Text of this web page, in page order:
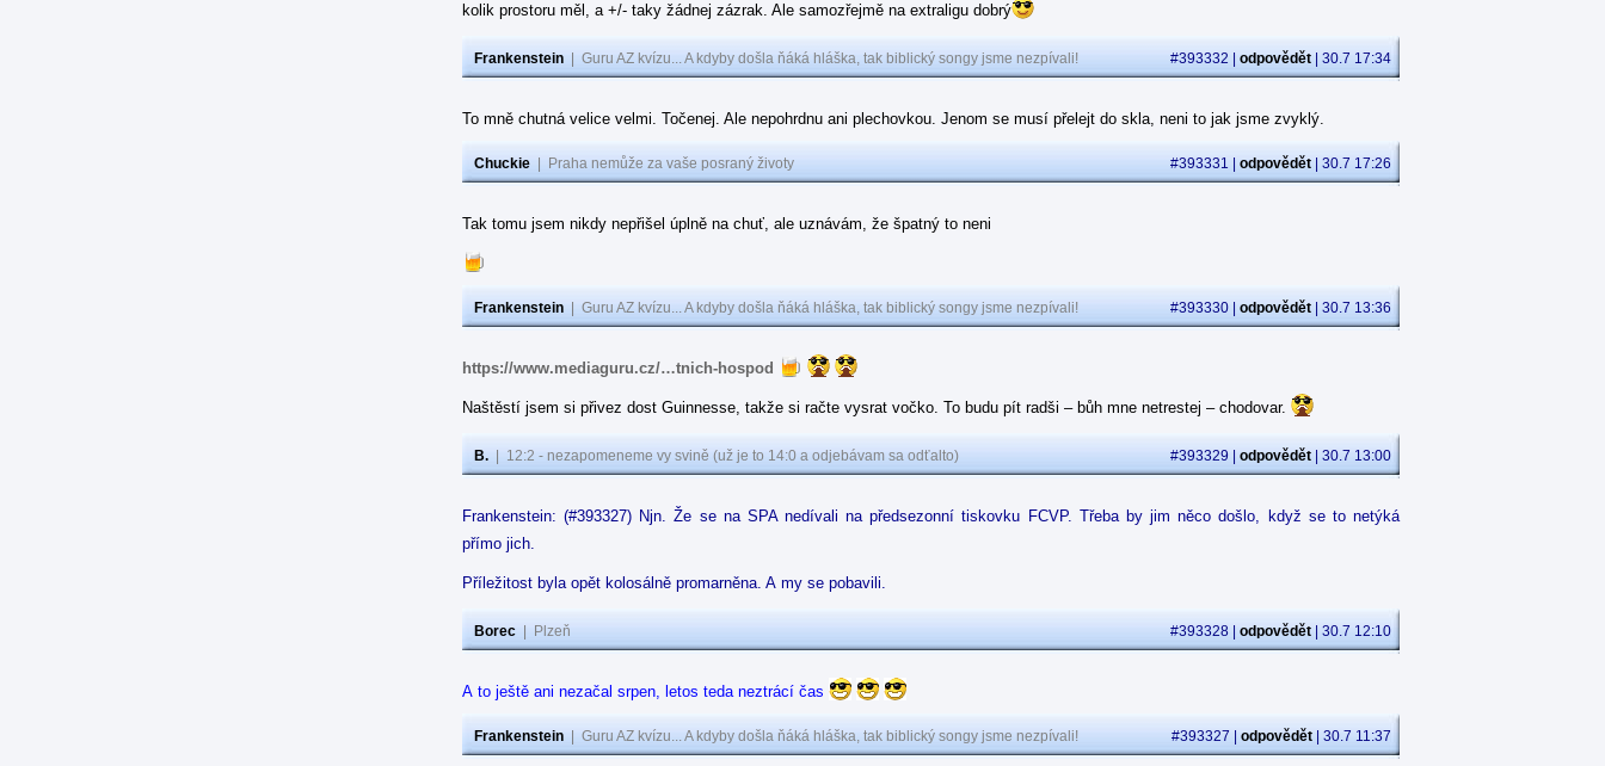
kolik prostoru měl, a +/- taky žádnej zázrak. Ale samozřejmě na extraligu dobrý
Frankenstein Guru AZ kvízu... A kdyby došla ňáká hláška, tak biblický songy jsme nezpívali! #393332 | odpovědět | 30.7 17:34
To mně chutná velice velmi. Točenej. Ale nepohrdnu ani plechovkou. Jenom se musí přelejt do skla, neni to jak jsme zvyklý.
Chuckie Praha nemůže za vaše posraný životy #393331 | odpovědět | 30.7 17:26
Tak tomu jsem nikdy nepřišel úplně na chuť, ale uznávám, že špatný to neni
Frankenstein Guru AZ kvízu... A kdyby došla ňáká hláška, tak biblický songy jsme nezpívali! #393330 | odpovědět | 30.7 13:36
https://www.mediaguru.cz/…tnich-hospod
Naštěstí jsem si přivez dost Guinnesse, takže si račte vysrat vočko. To budu pít radši – bůh mne netrestej – chodovar.
B. 12:2 - nezapomeneme vy svině (už je to 14:0 a odjebávam sa odťalto) #393329 | odpovědět | 30.7 13:00
Frankenstein: (#393327) Njn. Že se na SPA nedívali na předsezonní tiskovku FCVP. Třeba by jim něco došlo, když se to netýká
přímo jich.
Příležitost byla opět kolosálně promarněna. A my se pobavili.
Borec Plzeň #393328 | odpovědět | 30.7 12:10
A to ještě ani nezačal srpen, letos teda neztrácí čas
Frankenstein Guru AZ kvízu... A kdyby došla ňáká hláška, tak biblický songy jsme nezpívali! #393327 | odpovědět | 30.7 11:37